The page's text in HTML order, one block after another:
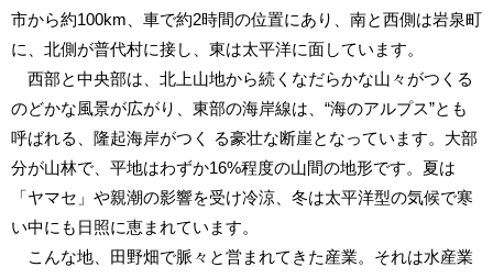
市から約100km、車で約2時間の位置にあり、南と西側は岩泉町
に、北側が普代村に接し、東は太平洋に面しています。
西部と中央部は、北上山地から続くなだらかな山々がつくる
のどかな風景が広がり、東部の海岸線は、“海のアルプス”とも
呼ばれる、隆起海岸がつく る豪壮な断崖となっています。大部
分が山林で、平地はわずか16%程度の山間の地形です。夏は
「ヤマセ」や親潮の影響を受け冷涼、冬は太平洋型の気候で寒
い中にも日照に恵まれています。
こんな地、田野畑で脈々と営まれてきた産業。それは水産業